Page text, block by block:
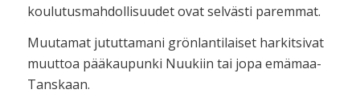
koulutusmahdollisuudet ovat selvästi paremmat.
Muutamat jututtamani grönlantilaiset harkitsivat
muuttoa pääkaupunki Nuukiin tai jopa emämaa-
Tanskaan.